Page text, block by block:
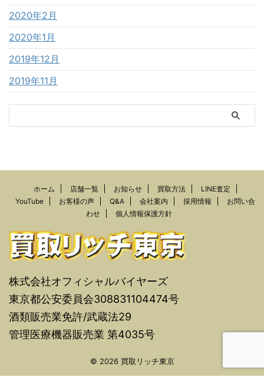
2020年2月
2020年1月
2019年12月
2019年11月
ホーム 店舗一覧 お知らせ 買取方法
LINE査定
YouTube
お客様の声 Q&A 会社案内 採用情報
お問い合
わせ
個人情報保護方針
株式会社オフィシャルバイヤーズ
東京都公安委員会308831104474号
酒類販売業免許/武蔵法29
管理医療機器販売業 第4035号
© 2026 買取リッチ東京